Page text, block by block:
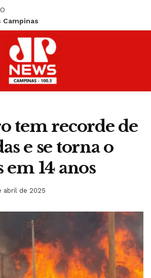
Campinas
tem recorde de
e se torna o
14 anos
abril de 2025